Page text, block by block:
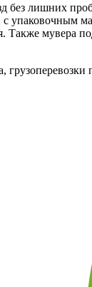
лишних
упаковочным
Также мувера